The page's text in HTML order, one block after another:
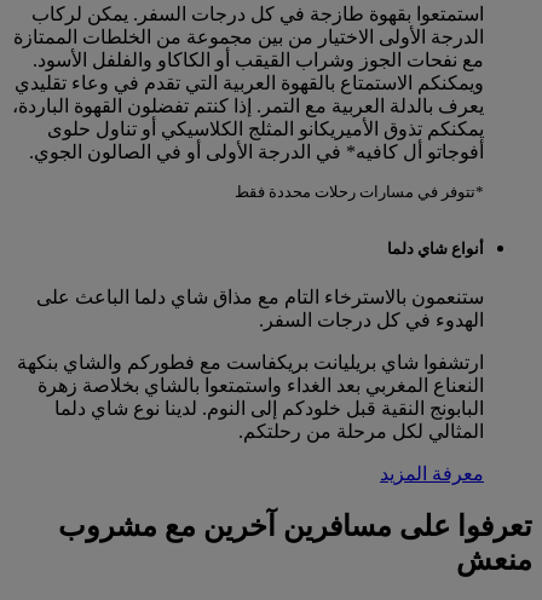
استمتعوا بقهوة طازجة في كل درجات السفر. يمكن لركاب
الدرجة الأولى الاختيار من بين مجموعة من الخلطات الممتازة
مع نفحات الجوز وشراب القيقب أو الكاكاو والفلفل الأسود.
ويمكنكم الاستمتاع بالقهوة العربية التي تقدم في وعاء تقليدي
يعرف بالدلة العربية مع التمر. إذا كنتم تفضلون القهوة الباردة،
يمكنكم تذوق الأميريكانو المثلج الكلاسيكي أو تناول حلوى
أفوجاتو أل كافيه* في الدرجة الأولى أو في الصالون الجوي.
*تتوفر في مسارات رحلات محددة فقط
أنواع شاي دلما
ستنعمون بالاسترخاء التام مع مذاق شاي دلما الباعث على
الهدوء في كل درجات السفر.
ارتشفوا شاي بريليانت بريكفاست مع فطوركم والشاي بنكهة
النعناع المغربي بعد الغداء واستمتعوا بالشاي بخلاصة زهرة
البابونج النقية قبل خلودكم إلى النوم. لدينا نوع شاي دلما
المثالي لكل مرحلة من رحلتكم.
معرفة المزيد
تعرفوا على مسافرين آخرين مع مشروب
منعش